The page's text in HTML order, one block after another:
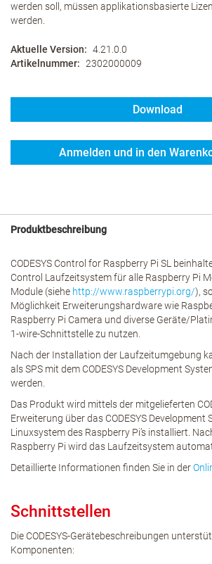
werden soll, müssen applikationsbasierte
werden.
Aktuelle Version
4.21.0.0
Artikelnummer
2302000009
Download
Anmelden und in den
Produktbeschreibung
CODESYS Control for Raspberry Pi SL
Control Laufzeitsystem für alle Raspberry Pi
Module (siehe http://www.raspberrypi.org/),
Möglichkeit Erweiterungshardware wie
Raspberry Pi Camera und diverse Geräte/
1-wire-Schnittstelle zu nutzen.
Nach der Installation der Laufzeitumgebung
als SPS mit dem CODESYS Development
werden.
Das Produkt wird mittels der mitgelieferten
Erweiterung über das CODESYS Development
Linuxsystem des Raspberry Pi’s installiert.
Raspberry Pi wird das Laufzeitsystem
Detaillierte Informationen finden Sie in der
Schnittstellen
Die CODESYS-Gerätebeschreibungen
Komponenten: